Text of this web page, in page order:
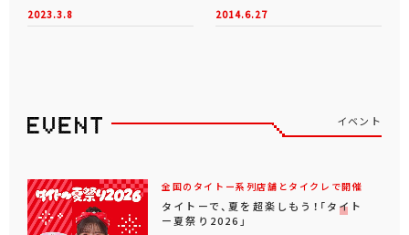
2023.3.8 2014.6.27
イベント
全国のタイトー系列店舗とタイクレで開催
タイトーで、夏を超楽しもう！「タイト
ー夏祭り2026」